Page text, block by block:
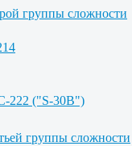
группы сложности
222 ("S-30B")
группы сложности